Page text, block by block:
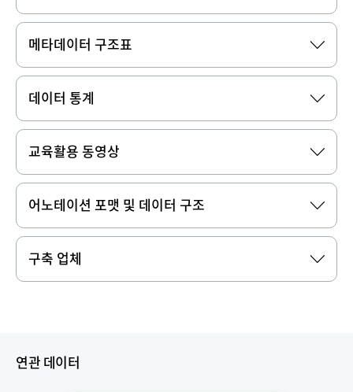
메타데이터 구조표
데이터 통계
교육활용 동영상
어노테이션 포맷 및 데이터 구조
구축 업체
연관 데이터